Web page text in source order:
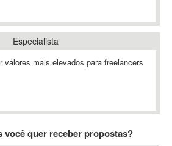
Especialista
valores mais elevados para freelancers
você quer receber propostas?